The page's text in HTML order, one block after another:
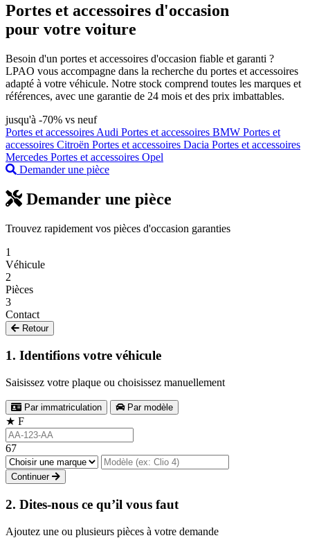
Portes et accessoires d'occasion
pour votre voiture
Besoin d'un portes et accessoires d'occasion fiable et garanti ?
LPAO vous accompagne dans la recherche du portes et accessoires
adapté à votre véhicule. Notre stock comprend toutes les marques et
références, avec une garantie de 24 mois et des prix imbattables.
jusqu'à -70% vs neuf
Portes et accessoires Audi Portes et accessoires BMW Portes et
accessoires Citroën Portes et accessoires Dacia Portes et accessoires
Mercedes Portes et accessoires Opel
Demander une pièce
Demander une pièce
Trouvez rapidement vos pièces d'occasion garanties
1
Véhicule
2
Pièces
3
Contact
Retour
1. Identifions votre véhicule
Saisissez votre plaque ou choisissez manuellement
Par immatriculation Par modèle
★ F
67
Continuer
2. Dites-nous ce qu’il vous faut
Ajoutez une ou plusieurs pièces à votre demande